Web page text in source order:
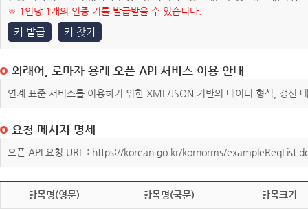
※ 1인당 1개의 인증 키를 발급받을 수 있습니다.
키 발급 키 찾기
외래어, 로마자 용례 오픈 API 서비스 이용 안내
연계 표준 서비스를 이용하기 위한 XML/JSON 기반의 데이터 형식, 갱신
요청 메시지 명세
오픈 API 요청 URL : https://korean.go.kr/kornorms/
항목명(영문) 항목명(국문) 항목크기